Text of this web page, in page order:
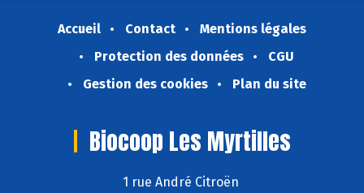
Accueil Contact
Mentions légales
Protection des données
CGU
Gestion des cookies
Plan du site
Biocoop Les Myrtilles
1 rue André Citroën